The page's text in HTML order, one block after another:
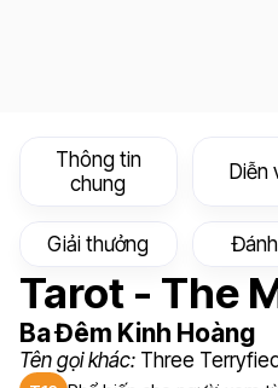
Thông tin
chung
Diễn
Giải thưởng
Tarot - The
Ba Đêm Kinh Hoàng
Tên gọi khác: Three